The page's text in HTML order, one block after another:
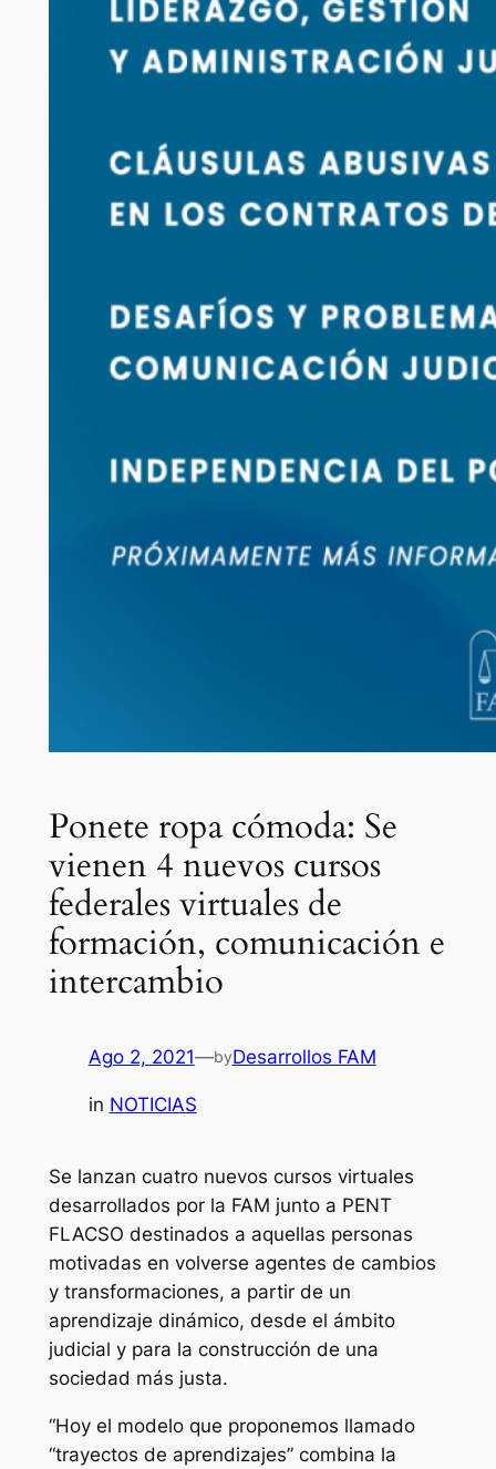
Ponete ropa cómoda: Se
vienen 4 nuevos cursos
federales virtuales de
formación, comunicación e
intercambio
Ago 2, 2021—byDesarrollos FAM
in NOTICIAS
Se lanzan cuatro nuevos cursos virtuales
desarrollados por la FAM junto a PENT
FLACSO destinados a aquellas personas
motivadas en volverse agentes de cambios
y transformaciones, a partir de un
aprendizaje dinámico, desde el ámbito
judicial y para la construcción de una
sociedad más justa.
“Hoy el modelo que proponemos llamado
“trayectos de aprendizajes” combina la